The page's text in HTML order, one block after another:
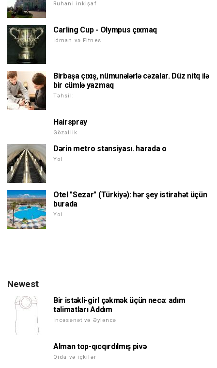
Ruhani inkişaf
Carling Cup - Olympus çıxmaq
İdman və Fitnes
Birbaşa çıxış, nümunələrlə cəzalar. Düz nitq ilə
bir cümlə yazmaq
Təhsil:
Hairspray
Gözəllik
Dərin metro stansiyası. harada o
Yol
Otel "Sezar" (Türkiyə): hər şey istirahət üçün
burada
Yol
Newest
Bir istəkli-girl çəkmək üçün necə: adım
talimatları Addım
İncəsənət və Əyləncə
Alman top-qıcqırdılmış pivə
Qida və içkilər